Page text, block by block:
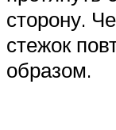
сторону.
стежок
образом.